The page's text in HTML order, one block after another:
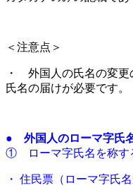
＜注意点＞
・ 外国人の氏名の変更
氏名の届けが必要です。
● 外国人のローマ字氏
① ローマ字氏名を称す
・ 住民票（ローマ字氏